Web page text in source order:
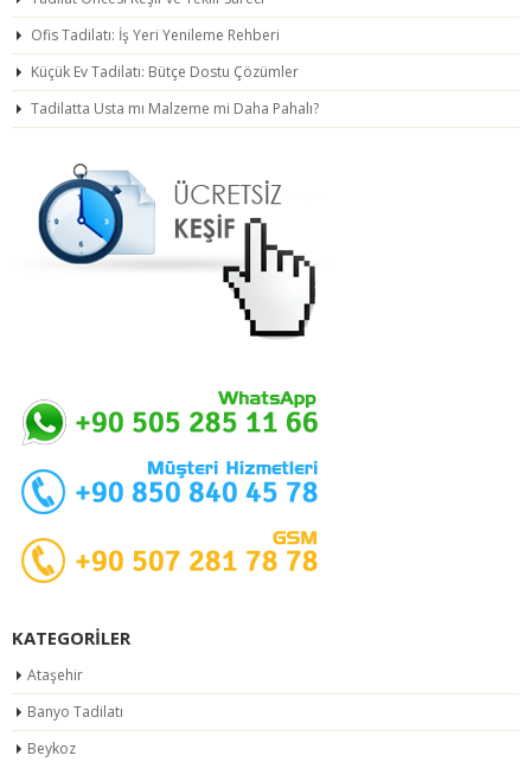
Ofis Tadilatı: İş Yeri Yenileme Rehberi
Küçük Ev Tadilatı: Bütçe Dostu Çözümler
Tadilatta Usta mı Malzeme mi Daha Pahalı?
KATEGORILER
Ataşehir
Banyo Tadilatı
Beykoz